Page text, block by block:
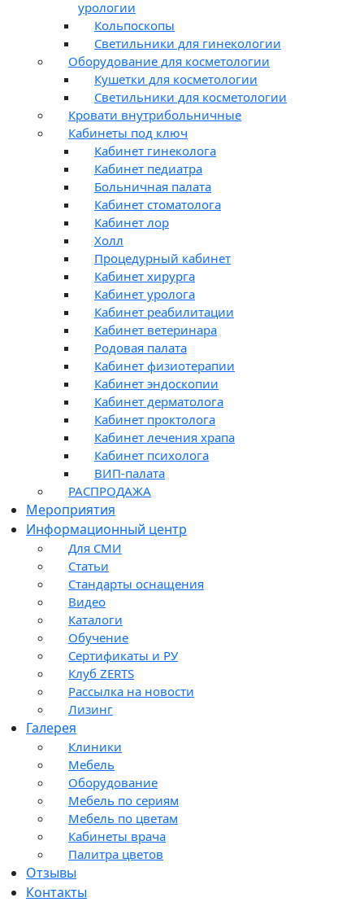
урологии
Кольпоскопы
Светильники для гинекологии
Оборудование для косметологии
Кушетки для косметологии
Светильники для косметологии
Кровати внутрибольничные
Кабинеты под ключ
Кабинет гинеколога
Кабинет педиатра
Больничная палата
Кабинет стоматолога
Кабинет лор
Холл
Процедурный кабинет
Кабинет хирурга
Кабинет уролога
Кабинет реабилитации
Кабинет ветеринара
Родовая палата
Кабинет физиотерапии
Кабинет эндоскопии
Кабинет дерматолога
Кабинет проктолога
Кабинет лечения храпа
Кабинет психолога
ВИП-палата
РАСПРОДАЖА
Мероприятия
Информационный центр
Для СМИ
Статьи
Стандарты оснащения
Видео
Каталоги
Обучение
Сертификаты и РУ
Клуб ZERTS
Рассылка на новости
Лизинг
Галерея
Клиники
Мебель
Оборудование
Мебель по сериям
Мебель по цветам
Кабинеты врача
Палитра цветов
Отзывы
Контакты